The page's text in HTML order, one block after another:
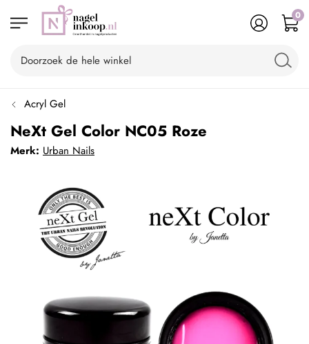
0
Acryl Gel
NeXt Gel Color NC05 Roze
Merk: Urban Nails